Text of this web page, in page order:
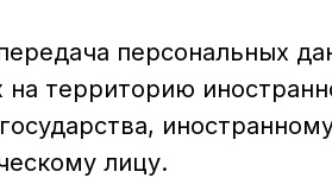
персональных
территорию
лицу.